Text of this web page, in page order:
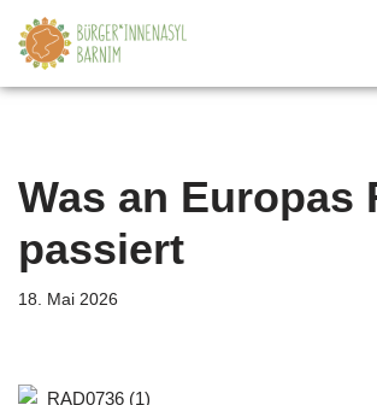
Zum
Inhalt
Was an Europas
passiert
18. Mai 2026